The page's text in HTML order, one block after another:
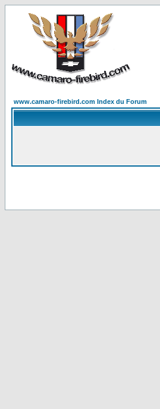
www.camaro-firebird.com Index du Forum